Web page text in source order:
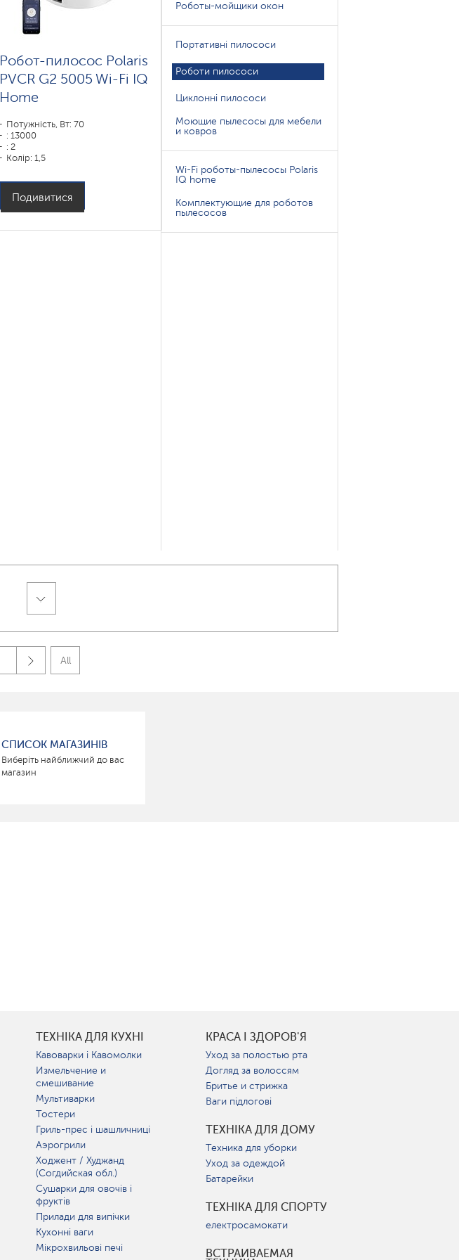
Робот-пилосос Polaris
PVCR G2 5005 Wi-Fi IQ
Home
Потужність, Вт: 70
: 13000
: 2
Колір: 1,5
Тип збирання: суха і волога
Бічні щітки: 1
Подивитися
Роботы-мойщики окон
Портативні пилососи
Роботи пилососи
Циклонні пилососи
Моющие пылесосы для мебели
и ковров
Wi-Fi роботы-пылесосы Polaris
IQ home
Комплектующие для роботов
пылесосов
All
СПИСОК МАГАЗИНІВ
Виберіть найближчий до вас
магазин
ТЕХНІКА ДЛЯ КУХНІ
Кавоварки і Кавомолки
Измельчение и
смешивание
Мультиварки
Тостери
Гриль-прес і шашличниці
Аэрогрили
Ходжент / Худжанд
(Согдийская обл.)
Сушарки для овочів і
фруктів
Прилади для випічки
Кухонні ваги
Мікрохвильові печі
КРАСА І ЗДОРОВ'Я
Уход за полостью рта
Догляд за волоссям
Бритье и стрижка
Ваги підлогові
ТЕХНІКА ДЛЯ ДОМУ
Техника для уборки
Уход за одеждой
Батарейки
ТЕХНІКА ДЛЯ СПОРТУ
електросамокати
ВСТРАИВАЕМАЯ